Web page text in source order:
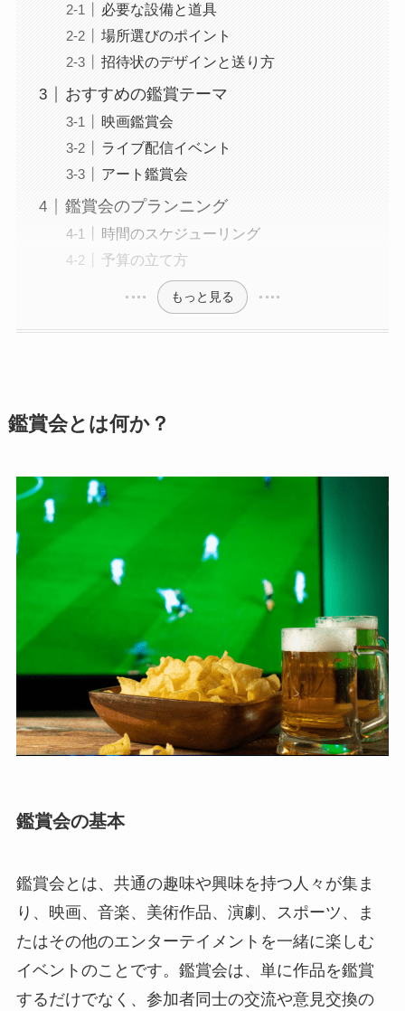
必要な設備と道具
場所選びのポイント
招待状のデザインと送り方
おすすめの鑑賞テーマ
映画鑑賞会
ライブ配信イベント
アート鑑賞会
鑑賞会のプランニング
時間のスケジューリング
予算の立て方
もっと見る
鑑賞会とは何か？
鑑賞会の基本
鑑賞会とは、共通の趣味や興味を持つ人々が集ま
り、映画、音楽、美術作品、演劇、スポーツ、ま
たはその他のエンターテイメントを一緒に楽しむ
イベントのことです。鑑賞会は、単に作品を鑑賞
するだけでなく、参加者同士の交流や意見交換の